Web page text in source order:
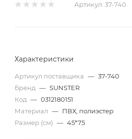
Артикул: 37-740
Характеристики
Артикул поставщика — 37-740
Бренд — SUNSTER
Код — 0312180151
Материал — ПВХ, полиэстер
Размер (см) — 45*75